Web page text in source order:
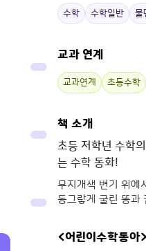
수학 수학일반 물
교과 연계
교과연계 초등수학
책 소개
초등 저학년 수학
는 수학 동화!
무지개색 변기 위에
동그랗게 굴린 똥과
<어린이수학동아>